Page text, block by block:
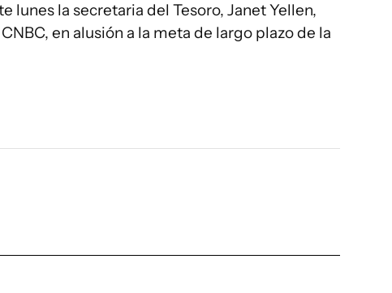
lunes la secretaria del Tesoro, Janet Yellen,
en alusión a la meta de largo plazo de la